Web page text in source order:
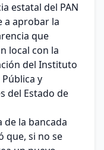
estatal del PAN
a aprobar la
que
local con la
del Instituto
y
del Estado de
la bancada
que, si no se